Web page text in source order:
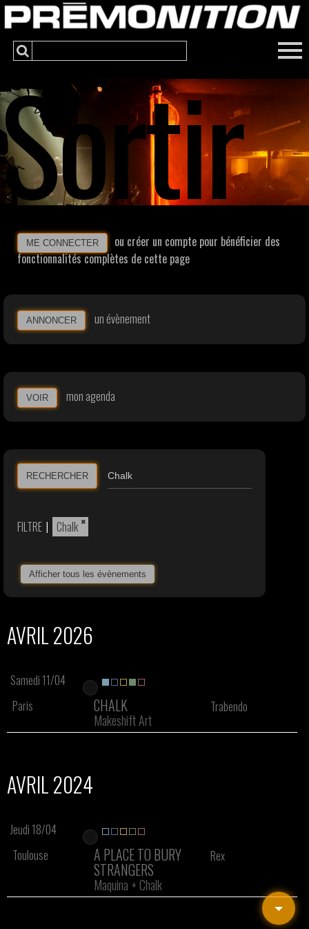
Sortir
ME CONNECTER
ou créer un compte pour bénéficier des
fonctionnalités complètes de cette page
ANNONCER un évènement
VOIR mon agenda
RECHERCHER
FILTRE | ×
Chalk
Afficher tous les évènements
AVRIL 2026
Samedi 11/04
Paris
CHALK
Makeshift Art
Trabendo
AVRIL 2024
Jeudi 18/04
Toulouse
A PLACE TO BURY
STRANGERS
Maquina + Chalk
Rex